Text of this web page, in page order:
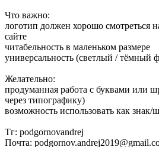
Что важно:
логотип должен хорошо смотреться
сайте
читабельность в маленьком размере
универсальность (светлый / тёмный
Желательно:
продуманная работа с буквами или
через типографику)
возможность использовать как знак/
Тг: podgornovandrej
Почта: